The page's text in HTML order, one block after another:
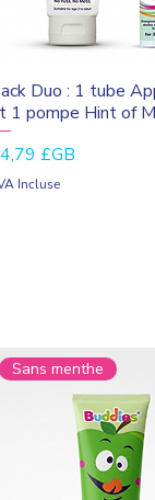
Aperçu
Duo : 1 tube
1 pompe Hint of
£GB
Incluse
Sans menthe